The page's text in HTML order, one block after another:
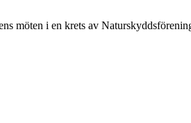
möten i en krets av